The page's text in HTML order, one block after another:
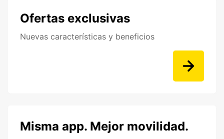
Ofertas exclusivas
Nuevas características y beneficios
Misma app. Mejor movilidad.